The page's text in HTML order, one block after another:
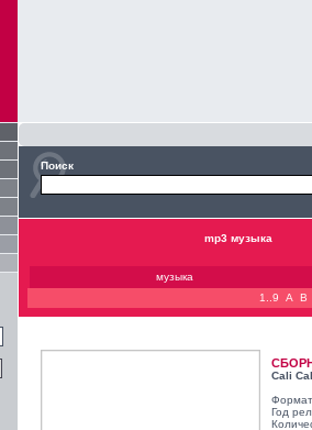
Поиск
mp3 музыка
музыка
1..9
A B
Cali
Год